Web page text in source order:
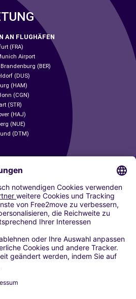
AN FLUGHÄFEN
(FRA)
Airport
(BER)
(DUS)
(HAM)
(CGN)
(STR)
(HAJ)
(NUE)
(DTM)